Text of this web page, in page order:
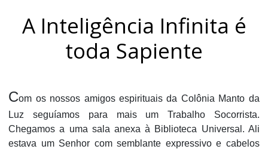
A Inteligência Infinita é
toda Sapiente
Com os nossos amigos espirituais da Colônia Manto da
Luz seguíamos para mais um Trabalho Socorrista.
Chegamos a uma sala anexa à Biblioteca Universal. Ali
estava um Senhor com semblante expressivo e cabelos